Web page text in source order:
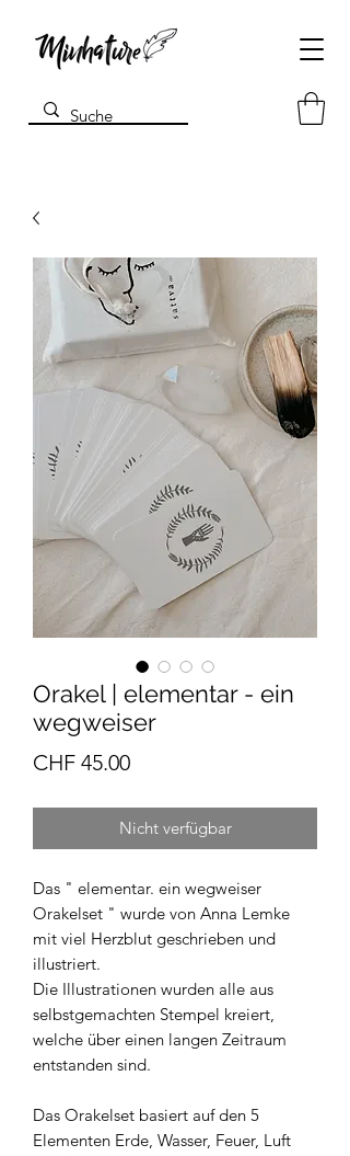
Orakel | elementar - ein
wegweiser
CHF 45.00Preis
Nicht verfügbar
Das " elementar. ein wegweiser
Orakelset " wurde von Anna Lemke
mit viel Herzblut geschrieben und
illustriert.
Die Illustrationen wurden alle aus
selbstgemachten Stempel kreiert,
welche über einen langen Zeitraum
entstanden sind.
Das Orakelset basiert auf den 5
Elementen Erde, Wasser, Feuer, Luft